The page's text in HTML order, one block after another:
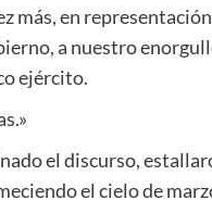
más, en
a nuestro
ejército.
el discurso,
el cielo de